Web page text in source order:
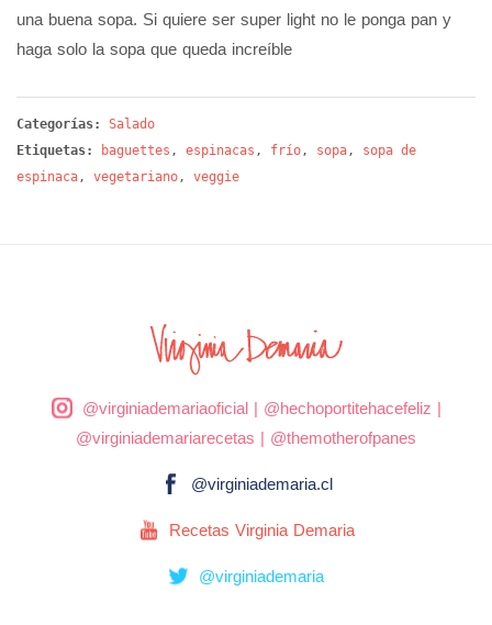
una buena sopa. Si quiere ser super light no le ponga pan y
haga solo la sopa que queda increíble
Categorías: Salado
Etiquetas:
baguettes , espinacas , frío, sopa, sopa de
espinaca, vegetariano, veggie
@virginiademariaoficial| @hechoportitehacefeliz |
@virginiademariarecetas | @themotherofpanes
@virginiademaria.cl
Recetas Virginia Demaria
@virginiademaria